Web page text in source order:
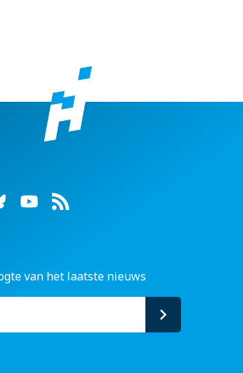
van het laatste nieuws